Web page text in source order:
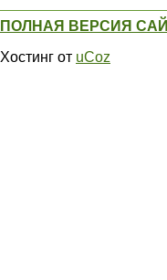
ПОЛНАЯ ВЕРСИЯ
Хостинг от uCoz